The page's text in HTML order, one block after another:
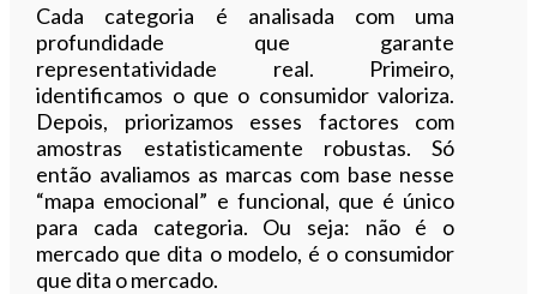
Cada categoria é analisada com uma
profundidade que garante
representatividade real. Primeiro,
identificamos o que o consumidor valoriza.
Depois, priorizamos esses factores com
amostras estatisticamente robustas. Só
então avaliamos as marcas com base nesse
“mapa emocional” e funcional, que é único
para cada categoria. Ou seja: não é o
mercado que dita o modelo, é o consumidor
que dita o mercado.